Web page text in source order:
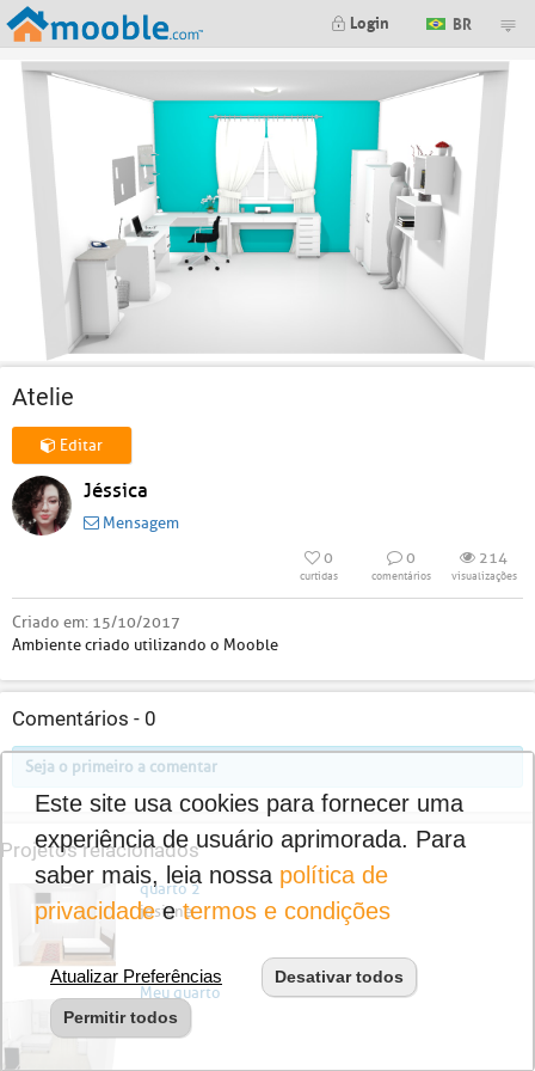
Login BR
Atelie
Editar
Jéssica
Mensagem
0
curtidas
0
comentários
214
visualizações
Criado em: 15/10/2017
Ambiente criado utilizando o Mooble
Comentários - 0
Seja o primeiro a comentar
Projetos relacionados
quarto 2
josiane
Meu quarto
Jéssica
Este site usa cookies para fornecer uma
experiência de usuário aprimorada. Para
saber mais, leia nossa política de
privacidadeetermos e condições
Atualizar Preferências Desativar todos
Permitir todos